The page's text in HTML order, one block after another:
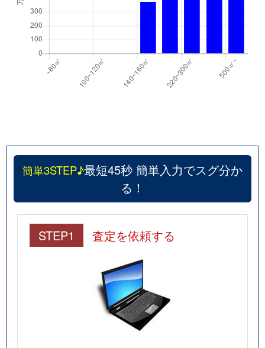
簡単3STEP♪最短45秒 簡単入力でスグ分か
る！
STEP1 査定を依頼する